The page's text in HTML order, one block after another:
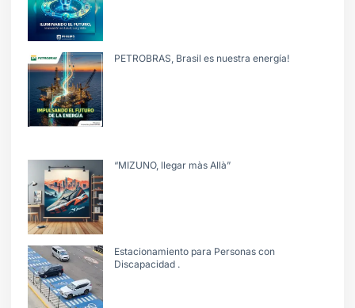
PETROBRAS, Brasil es nuestra energía!
“MIZUNO, llegar màs Allà”
Estacionamiento para Personas con
Discapacidad .